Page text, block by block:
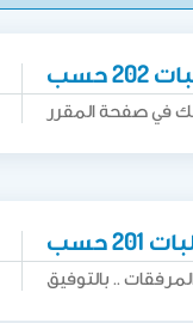
حسب
حسب